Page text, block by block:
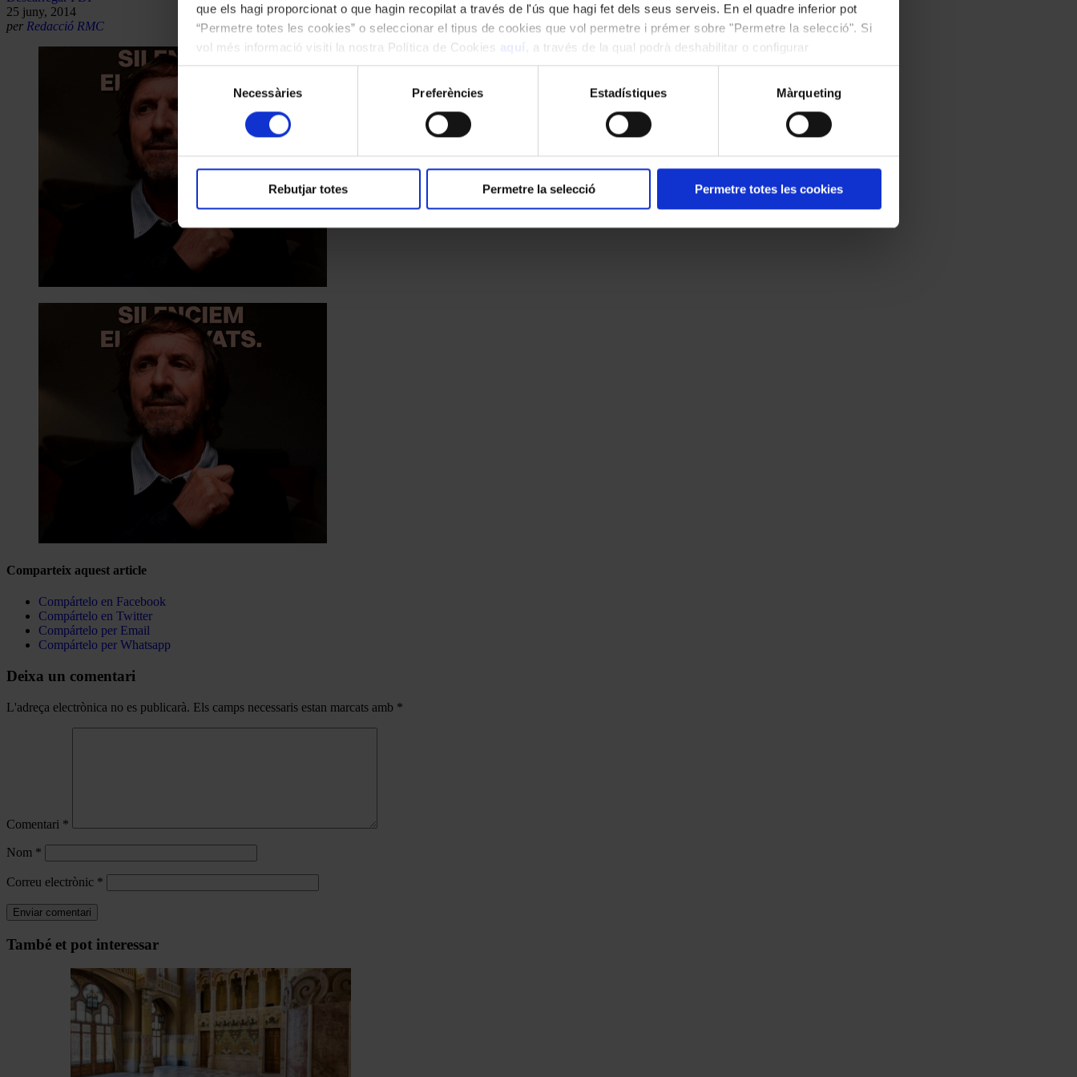
que els hagi proporcionat o que hagin recopilat a través de l'ús que hagi fet dels seus serveis. En el quadre inferior pot
“Permetre totes les cookies” o seleccionar el tipus de cookies que vol permetre i prémer sobre "Permetre la selecció". Si
vol més informació visiti la nostra Política de Cookies aquí
, a través de la qual podrà deshabilitar o configurar
les cookies en qualsevol moment.
Selecció
consentiment
Necessàries Preferències Estadístiques Màrqueting
Rebutjar totes Permetre la selecció Permetre totes les cookies
25 juny, 2014
per Redacció RMC
Comparteix aquest article
Compártelo en Facebook
Compártelo en Twitter
Compártelo per Email
Compártelo per Whatsapp
Deixa un comentari
L'adreça electrònica no es publicarà. Els camps necessaris estan marcats amb *
Comentari *
Nom *
Correu electrònic *
Navegar
També et pot interessar